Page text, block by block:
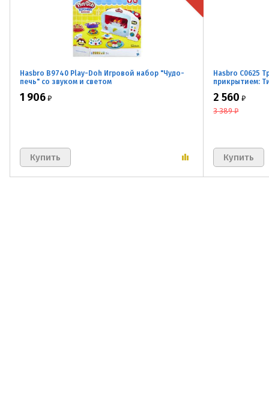
Hasbro B9740 Play-Doh Игровой набор "Чудо-
печь" со звуком и светом
1 906 ₽
Hasbro C0625
прикрытием:
2 560 ₽
3 389 ₽